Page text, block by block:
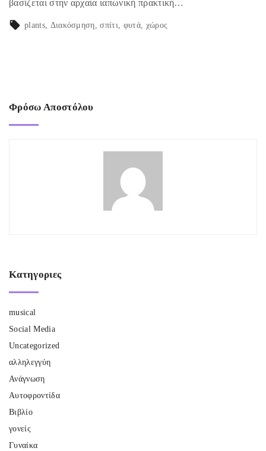
βασίζεται στην αρχαία ιαπωνική πρακτική…
plants Διακόσμηση σπίτι φυτά χώρος
Φρόσω Αποστόλου
Κατηγοριες
musical
Social Media
Uncategorized
αλληλεγγύη
Ανάγνωση
Αυτοφροντίδα
Βιβλίο
γονείς
Γυναίκα